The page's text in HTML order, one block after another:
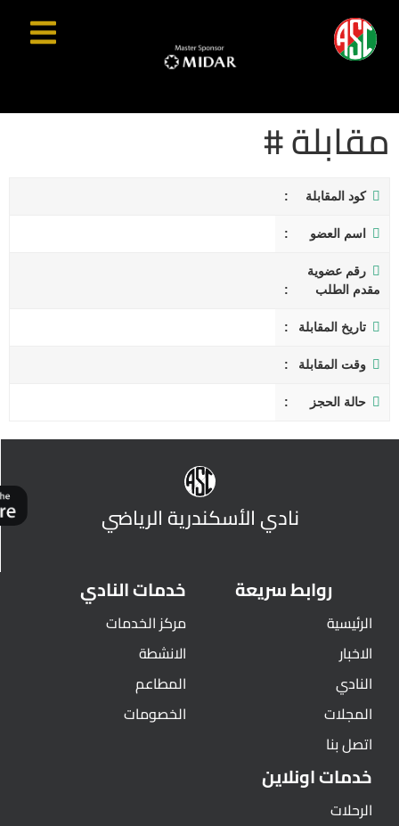
مقابلة #
كود المقابلة
اسم العضو
رقم عضوية
مقدم الطلب
تاريخ المقابلة
وقت المقابلة
حالة الحجز
نادي الأسكندرية الرياضي
روابط سريعة
الرئيسية
الاخبار
النادي
المجلات
اتصل بنا
خدمات النادي
مركز الخدمات
الانشطة
المطاعم
الخصومات
خدمات اونلاين
الرحلات